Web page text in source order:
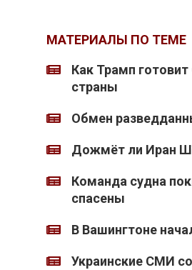
МАТЕРИАЛЫ ПО ТЕМЕ
Как Трамп
страны
Обмен
Дожмёт ли Иран
Команда судна
спасены
В Вашингтоне
Украинские СМИ